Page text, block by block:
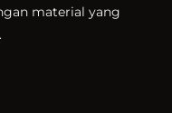
material yang